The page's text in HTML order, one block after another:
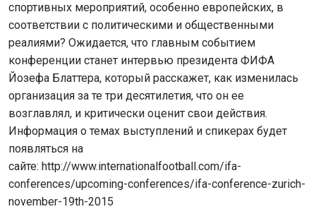
спортивных мероприятий, особенно европейских, в
соответствии с политическими и общественными
реалиями? Ожидается, что главным событием
конференции станет интервью президента ФИФА
Йозефа Блаттера, который расскажет, как изменилась
организация за те три десятилетия, что он ее
возглавлял, и критически оценит свои действия.
Информация о темах выступлений и спикерах будет
появляться на
сайте: http://www.internationalfootball.com/ifa-
conferences/upcoming-conferences/ifa-conference-zurich-
november-19th-2015